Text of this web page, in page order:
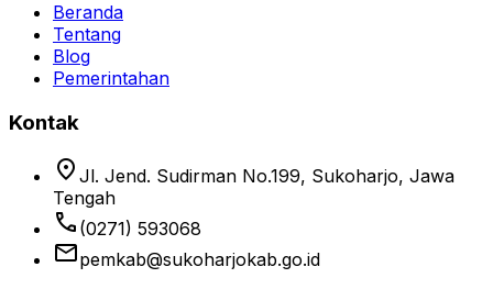
Beranda
Tentang
Blog
Pemerintahan
Kontak
location_on Jl. Jend. Sudirman No.199, Sukoharjo, Jawa
Tengah
phone (0271) 593068
emailpemkab@sukoharjokab.go.id